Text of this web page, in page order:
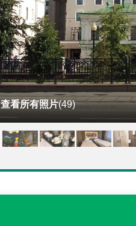
查看所有照片(49)